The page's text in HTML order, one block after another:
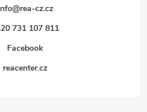
@rea-cz.cz
731 107 811
Facebook
reacenter.cz